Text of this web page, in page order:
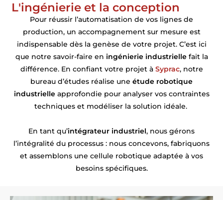
L'ingénierie et la conception
Pour réussir l’automatisation de vos lignes de
production, un accompagnement sur mesure est
indispensable dès la genèse de votre projet. C’est ici
que notre savoir-faire en ingénierie industriellefait la
différence. En confiant votre projet à Syprac, notre
bureau d’études réalise une étude robotique
industrielleapprofondie pour analyser vos contraintes
techniques et modéliser la solution idéale.
En tant qu’intégrateur industriel, nous gérons
l’intégralité du processus : nous concevons, fabriquons
et assemblons une cellule robotique adaptée à vos
besoins spécifiques.